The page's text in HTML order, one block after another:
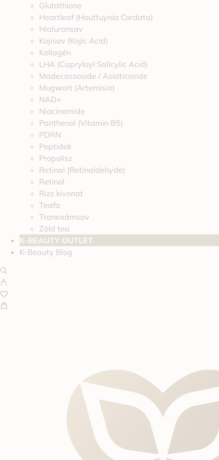
Glutathione
Heartleaf (Houttuynia Cordata)
Hialuronsav
Kojisav (Kojic Acid)
Kollagén
LHA (Capryloyl Salicylic Acid)
Madecassoside / Asiaticoside
Mugwort (Artemisia)
NAD+
Niacinamide
Panthenol (Vitamin B5)
PDRN
Peptidek
Propolisz
Retinal (Retinaldehyde)
Retinol
Rizs kivonat
Teafa
Tranexámsav
Zöld tea
K-BEAUTY OUTLET
K-Beauty Blog